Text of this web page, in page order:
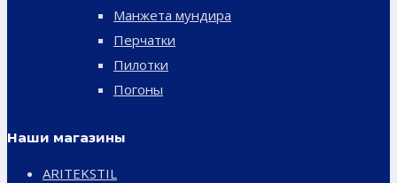
Манжета мундира
Перчатки
Пилотки
Погоны
Наши магазины
ARITEKSTIL